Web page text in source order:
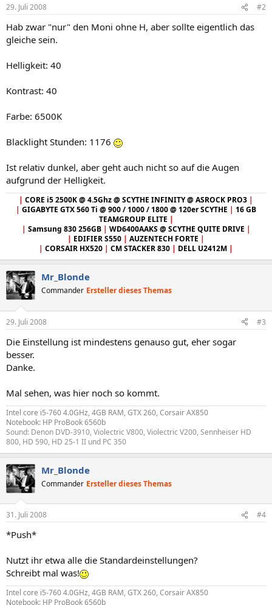
29. Juli 2008 #2
Hab zwar "nur" den Moni ohne H, aber sollte eigentlich das
gleiche sein.
Helligkeit: 40
Kontrast: 40
Farbe: 6500K
Blacklight Stunden: 1176
Ist relativ dunkel, aber geht auch nicht so auf die Augen
aufgrund der Helligkeit.
| CORE i5 2500K @ 4.5Ghz @ SCYTHE INFINITY @ ASROCK PRO3 |
| GIGABYTE GTX 560 Ti @ 900 / 1000 / 1800 @ 120er SCYTHE | 16 GB
TEAMGROUP ELITE |
| Samsung 830 256GB | WD6400AAKS @ SCYTHE QUITE DRIVE |
| EDIFIER S550 | AUZENTECH FORTE |
| CORSAIR HX520 | CM STACKER 830 | DELL U2412M |
Mr_Blonde
Commander Ersteller dieses Themas
29. Juli 2008 #3
Die Einstellung ist mindestens genauso gut, eher sogar
besser.
Danke.
Mal sehen, was hier noch so kommt.
Intel core i5-760 4.0GHz, 4GB RAM, GTX 260, Corsair AX850
Notebook: HP ProBook 6560b
Sound: Denon DVD-3910, Violectric V800, Violectric V200, Sennheiser HD
800, HD 590, HD 25-1 II und PC 350
Mr_Blonde
Commander Ersteller dieses Themas
31. Juli 2008 #4
*Push*
Nutzt ihr etwa alle die Standardeinstellungen?
Schreibt mal was!
Intel core i5-760 4.0GHz, 4GB RAM, GTX 260, Corsair AX850
Notebook: HP ProBook 6560b